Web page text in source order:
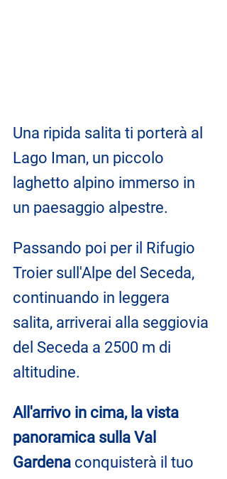
Una ripida salita ti porterà al
Lago Iman, un piccolo
laghetto alpino immerso in
un paesaggio alpestre.
Passando poi per il Rifugio
Troier sull'Alpe del Seceda,
continuando in leggera
salita, arriverai alla seggiovia
del Seceda a 2500 m di
altitudine.
All'arrivo in cima, la vista
panoramica sulla Val
Gardena conquisterà il tuo